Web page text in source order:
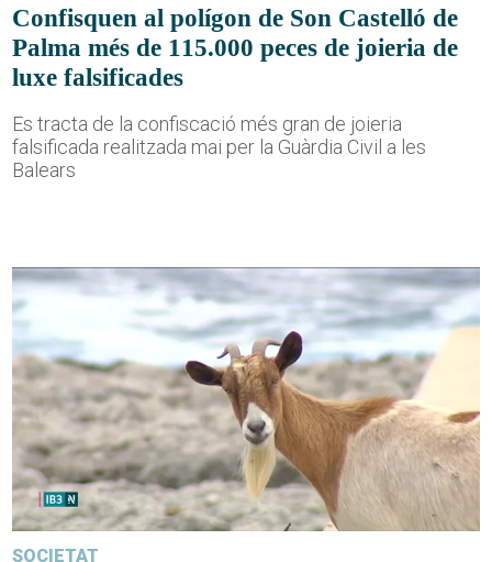
Confisquen al polígon de Son Castelló de
Palma més de 115.000 peces de joieria de
luxe falsificades
Es tracta de la confiscació més gran de joieria
falsificada realitzada mai per la Guàrdia Civil a les
Balears
SOCIETAT